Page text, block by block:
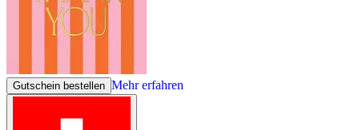
Gutschein bestellen Mehr erfahren